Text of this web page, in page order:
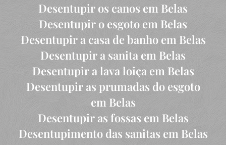
Desentupir os canos em Belas
Desentupir o esgoto em Belas
Desentupir a casa de banho em Belas
Desentupir a sanita em Belas
Desentupir a lava loiça em Belas
Desentupir as prumadas do esgoto
em Belas
Desentupir as fossas em Belas
Desentupimento das sanitas em Belas